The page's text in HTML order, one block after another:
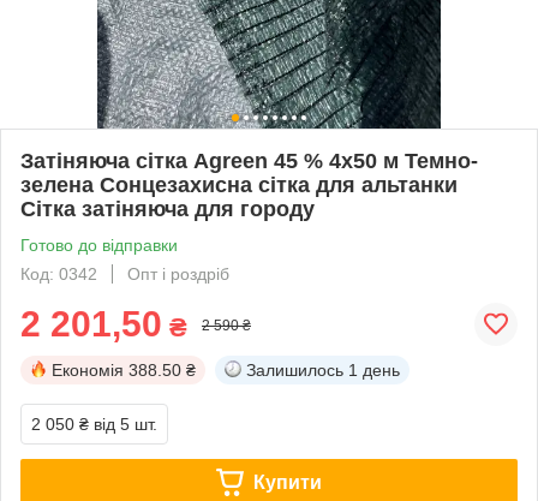
Затіняюча сітка Agreen 45 % 4х50 м Темно-
зелена Сонцезахисна сітка для альтанки
Сітка затіняюча для городу
Готово до відправки
Код: 0342
Опт і роздріб
2 201,50 ₴ 2 590 ₴
Економія 388.50 ₴ Залишилось 1 день
2 050 ₴ від 5 шт.
Купити